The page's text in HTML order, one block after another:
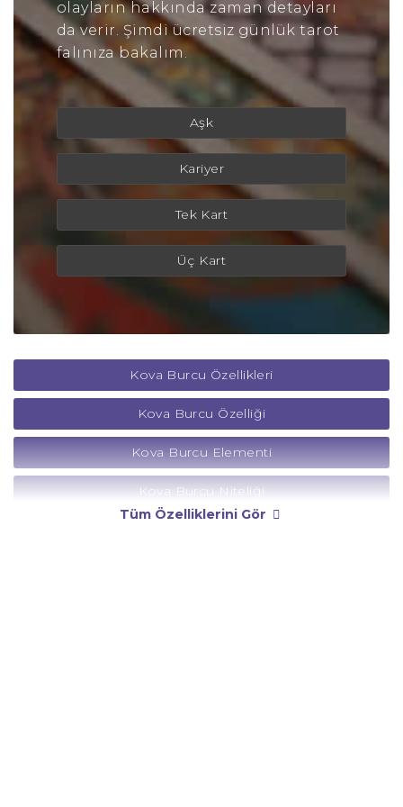
olayların hakkında zaman detayları
da verir. Şimdi ücretsiz günlük tarot
falınıza bakalım.
Aşk
Kariyer
Tek Kart
Üç Kart
Kova Burcu Özellikleri
Kova Burcu Özelliği
Kova Burcu Elementi
Kova Burcu Niteliği
Tüm Özelliklerini Gör